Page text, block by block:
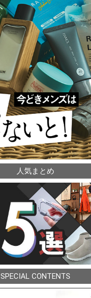
人気まとめ
SPECIAL CONTENTS